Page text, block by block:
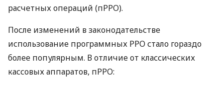
расчетных операций (пРРО).
После изменений в законодательстве
использование программных РРО стало гораздо
более популярным. В отличие от классических
кассовых аппаратов, пРРО: